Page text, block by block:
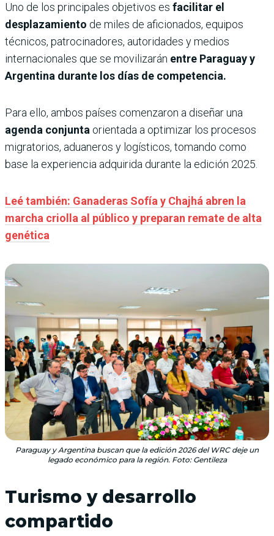
Uno de los principales objetivos es facilitar el
desplazamiento de miles de aficionados, equipos
técnicos, patrocinadores, autoridades y medios
internacionales que se movilizarán entre Paraguay y
Argentina durante los días de competencia.
Para ello, ambos países comenzaron a diseñar una
agenda conjunta orientada a optimizar los procesos
migratorios, aduaneros y logísticos, tomando como
base la experiencia adquirida durante la edición 2025.
Leé también: Ganaderas Sofía y Chajhá abren la
marcha criolla al público y preparan remate de alta
genética
Paraguay y Argentina buscan que la edición 2026 del WRC deje un
legado económico para la región. Foto: Gentileza
Turismo y desarrollo
compartido